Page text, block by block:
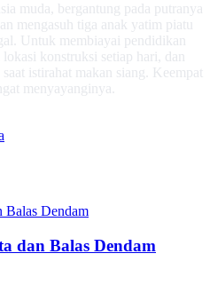
muda, bergantung pada putranya
mengasuh tiga anak yatim piatu
Untuk membiayai pendidikan
konstruksi setiap hari, dan
istirahat makan siang. Keempat
menyayanginya.
dan Balas Dendam